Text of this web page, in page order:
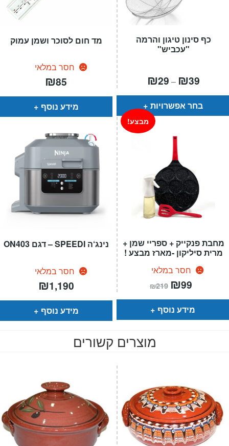
מד חום לסוכר ושמן עמוק
חסר במלאי
₪85
מידע נוסף
כף סינון טיגון והרמה
"עכביש"
₪29 – ₪39טווח
מחירים:
⁦₪29⁩
עד
בחר אפשרויות
נינג‘ה SPEEDI – דגם ON403
חסר במלאי
₪1,190
מידע נוסף
מחבת פנקייק + ספריי שמן +
מרית סיליקון -מארז מבצע !
חסר במלאי
מבצע!
₪219 המחיר
המקורי
היה:
₪219.
₪99
הוא:
מידע נוסף
מוצרים קשורים